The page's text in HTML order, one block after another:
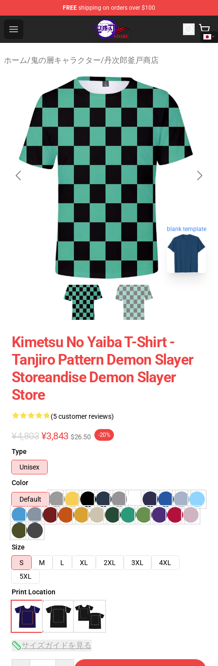
FREE shipping on orders over $100
Open menu
Kimetsu no Yaiba Store - Official Kimetsu no Yaiba
ホーム/鬼の層キャラクター/丹次郎釜戸商店
blank template
Kimetsu No Yaiba T-Shirt -
Tanjiro Pattern Demon Slayer
Storeandise Demon Slayer
Store
(5 customer reviews)
¥4,803 ¥3,843 $26.50 -20%
Type
Unisex
Color
Default
Size
S
M L XL 2XL 3XL
4XL
5XL
Print Location
サイズガイドを見る